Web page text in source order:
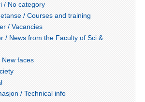
/ No category
/ Courses and training
/ Vacancies
/ News from the Faculty of Sci &
New faces
/ Technical info